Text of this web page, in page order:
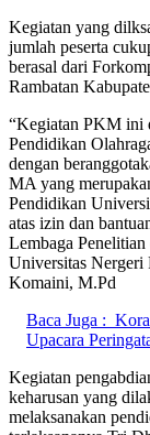
Kegiatan yang
jumlah peserta
berasal dari
Rambatan
“Kegiatan PKM ini
Pendidikan
dengan
MA yang
Pendidikan
atas izin dan
Lembaga
Universitas Nergeri
Komaini, M.Pd
Baca Juga :
Upacara
Kegiatan
keharusan yang
melaksanakan